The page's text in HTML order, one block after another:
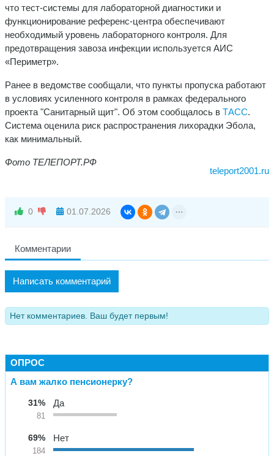
что тест-системы для лабораторной диагностики и
функционирование референс-центра обеспечивают
необходимый уровень лабораторного контроля. Для
предотвращения завоза инфекции используется АИС
«Периметр».
Ранее в ведомстве сообщали, что пункты пропуска работают
в условиях усиленного контроля в рамках федерального
проекта "Санитарный щит". Об этом сообщалось в ТАСС.
Система оценила риск распространения лихорадки Эбола,
как минимальный.
Фото ТЕЛЕПОРТ.РФ
teleport2001.ru
0 01.07.2026
Комментарии
Написать комментарий
Нет комментариев. Ваш будет первым!
ОПРОС
А вам жалко пенсионерку?
31%
81
Да
69%
184
Нет